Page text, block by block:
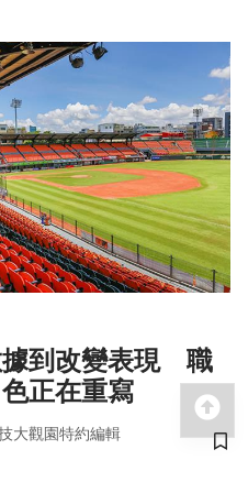
據到改變表現 職
正在重寫
大觀園特約編輯
儲